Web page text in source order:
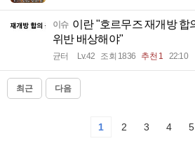
이슈 이란 "호르무즈 재개방 합
위반 배상해야"
균터 Lv.42 조회 1836 추천 1 22:10
최근 다음
1 2 3 4 5